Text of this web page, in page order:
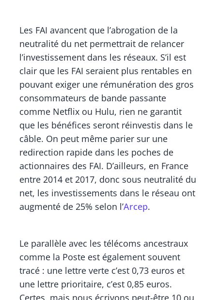
Les FAI avancent que l’abrogation de la
neutralité du net permettrait de relancer
l’investissement dans les réseaux. S’il est
clair que les FAI seraient plus rentables en
pouvant exiger une rémunération des gros
consommateurs de bande passante
comme Netflix ou Hulu, rien ne garantit
que les bénéfices seront réinvestis dans le
câble. On peut même parier sur une
redirection rapide dans les poches de
actionnaires des FAI. D’ailleurs, en France
entre 2014 et 2017, donc sous neutralité du
net, les investissements dans le réseau ont
augmenté de 25% selon l’Arcep.
Le parallèle avec les télécoms ancestraux
comme la Poste est également souvent
tracé : une lettre verte c’est 0,73 euros et
une lettre prioritaire, c’est 0,85 euros.
Certes, mais nous écrivons peut-être 10 ou